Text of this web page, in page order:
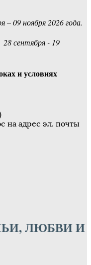
– 09 ноября 2026 года.
сентября - 19
и условиях
на адрес эл. почты
ЛЮБВИ И